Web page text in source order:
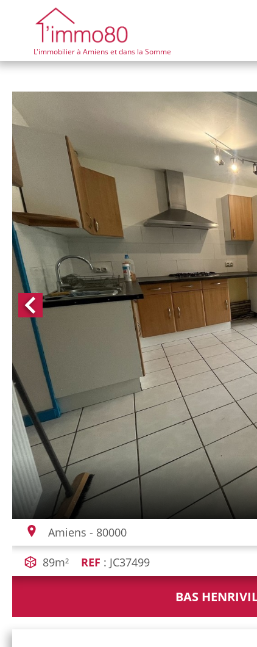
L'immobilier à Amiens et dans la Somme
Amiens - 80000
89m² REF : JC37499
BAS